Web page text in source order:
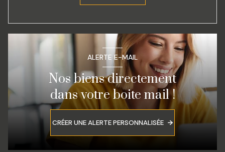
ALERTE E-MAIL
Nos biens directement
dans votre boite mail !
CRÉER UNE ALERTE PERSONNALISÉE